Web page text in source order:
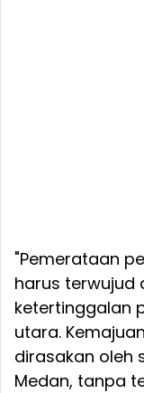
"Pemerataan
harus terwujud
ketertinggalan
utara.
dirasakan oleh
Medan, tanpa